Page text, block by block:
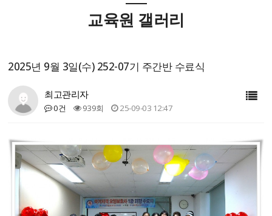
교육원 갤러리
2025년 9월 3일(수) 252-07기 주간반 수료식
최고관리자
0건 939회 25-09-03 12:47